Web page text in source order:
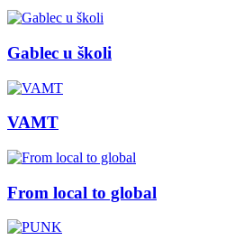
Gablec u školi
VAMT
From local to global